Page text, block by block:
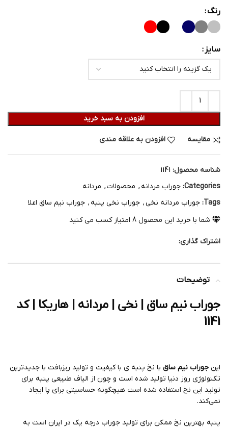
رنگ
سایز
افزودن به سبد خرید
مقایسه افزودن به علاقه مندی
شناسه محصول: 1141
Categories: جوراب مردانه , محصولات, مردانه
Tags: جوراب مردانه نخی, جوراب نخی پنبه , جوراب نیم ساق اعلا
شما با خرید این محصول 8 امتیاز کسب می کنید
اشتراک گذاری:
توضیحات
جوراب نیم ساق | نخی | مردانه | هاریکا | کد
1141
این جوراب نیم ساق با نخ پنبه ی با کیفیت و تولید ریزبافت با جدیدترین
تکنولوژی روز دنیا تولید شده است و چون از الیاف طبیعی پنبه برای
تولید این نخ استفاده شده است هیچگونه حساسیتی برای پا ایجاد
نمی‌کند.
پنبه بهترین نخ ممکن برای تولید جوراب درجه یک در ایران است به